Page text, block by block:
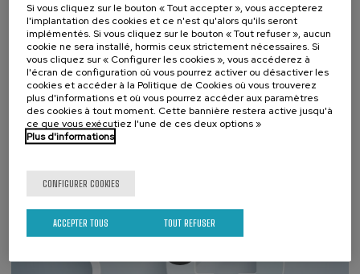
10. SEP 11. SEP, 2026
El acompañamiento e intervención en el
duelo: un compromiso social e Institucional
20 h. Espagnol .
...
À PARTIR DE22 €
Dernières
places
Gratuit
Date
passée
Liste
d'attente
Période
d'inscription
Si vous cliquez sur le bouton « Tout accepter », vous accepterez
l'implantation des cookies et ce n'est qu'alors qu'ils seront
implémentés. Si vous cliquez sur le bouton « Tout refuser », aucun
cookie ne sera installé, hormis ceux strictement nécessaires. Si
vous cliquez sur « Configurer les cookies », vous accéderez à
l'écran de configuration où vous pourrez activer ou désactiver les
cookies et accéder à la Politique de Cookies où vous trouverez
plus d'informations et où vous pourrez accéder aux paramètres
des cookies à tout moment. Cette bannière restera active jusqu'à
ce que vous exécutiez l'une de ces deux options »
Plus d'informations
CONFIGURER COOKIES
TOUT REFUSER
ACCEPTER TOUS